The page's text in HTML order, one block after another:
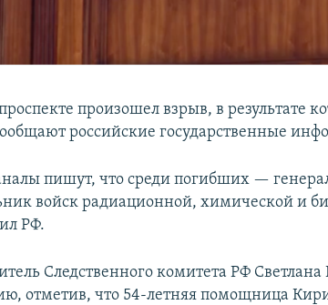
произошел взрыв, в результате
российские государственные
пишут, что среди погибших —
войск радиационной, химической и
РФ.
Следственного комитета РФ Светлана
отметив, что 54-летняя помощница